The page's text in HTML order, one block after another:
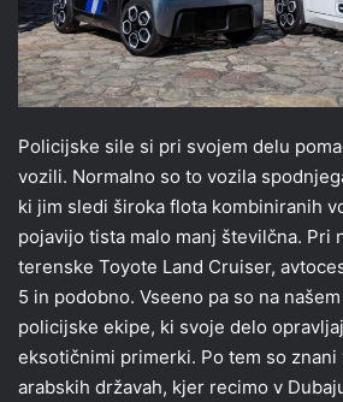
Policijske sile si pri svojem delu
vozili. Normalno so to vozila
ki jim sledi široka flota kombiniranih
pojavijo tista malo manj številčna. Pri
terenske Toyote Land Cruiser,
5 in podobno. Vseeno pa so na
policijske ekipe, ki svoje delo
eksotičnimi primerki. Po tem so
arabskih državah, kjer recimo v